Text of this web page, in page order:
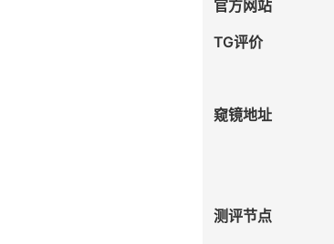
官方网站
TG评价
窥镜地址
测评节点